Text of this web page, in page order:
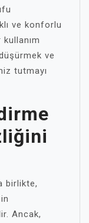
ve konforlu
ve
tutmayı
birlikte,
Ancak,